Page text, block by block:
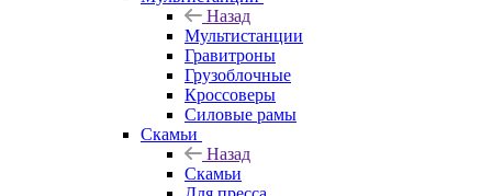
Назад
Мультистанции
Гравитроны
Грузоблочные
Кроссоверы
Силовые рамы
Скамьи
Назад
Скамьи